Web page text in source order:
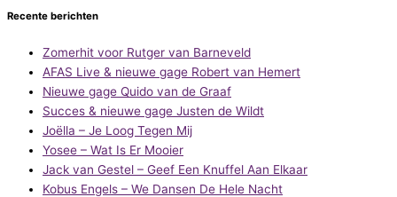
Recente berichten
Zomerhit voor Rutger van Barneveld
AFAS Live & nieuwe gage Robert van Hemert
Nieuwe gage Quido van de Graaf
Succes & nieuwe gage Justen de Wildt
Joëlla – Je Loog Tegen Mij
Yosee – Wat Is Er Mooier
Jack van Gestel – Geef Een Knuffel Aan Elkaar
Kobus Engels – We Dansen De Hele Nacht